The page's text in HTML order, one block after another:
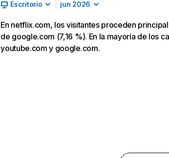
Escritorio jun 2026
En netflix.com, los visitantes proceden
de google.com (7,16 %). En la mayoría de los
youtube.com y google.com.